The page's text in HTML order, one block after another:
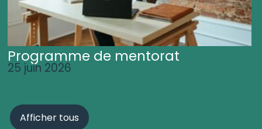
Programme de mentorat
25 juin 2026
Afficher tous